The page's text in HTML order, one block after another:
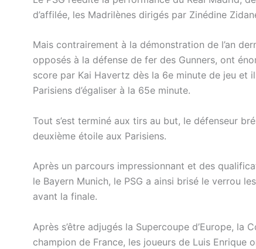
d’affilée, les Madrilènes dirigés par Zinédine
Mais contrairement à la démonstration de l’an
opposés à la défense de fer des Gunners, ont
score par Kai Havertz dès la 6e minute de jeu et
Parisiens d’égaliser à la 65e minute.
Tout s’est terminé aux tirs au but, le défenseur
deuxième étoile aux Parisiens.
Après un parcours impressionnant et des
le Bayern Munich, le PSG a ainsi brisé le verrou
avant la finale.
Après s’être adjugés la Supercoupe d’Europe,
champion de France, les joueurs de Luis